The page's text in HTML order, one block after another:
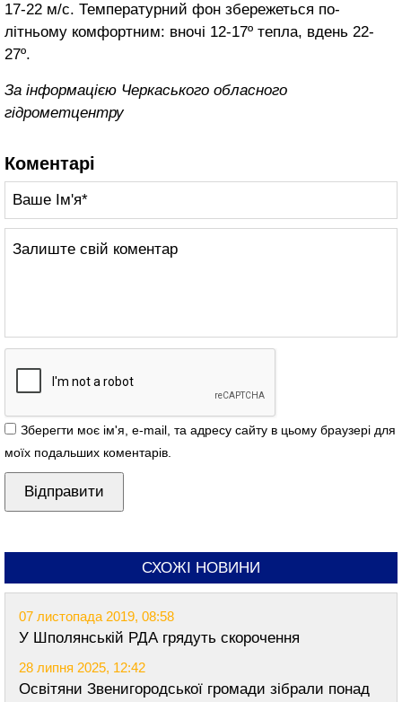
17-22 м/с. Температурний фон збережеться по-
літньому комфортним: вночі 12-17º тепла, вдень 22-
27º.
За інформацією Черкаського обласного
гідрометцентру
Коментарі
Зберегти моє ім'я, e-mail, та адресу сайту в цьому браузері для
моїх подальших коментарів.
СХОЖІ НОВИНИ
07 листопада 2019, 08:58
У Шполянській РДА грядуть скорочення
28 липня 2025, 12:42
Освітяни Звенигородської громади зібрали понад